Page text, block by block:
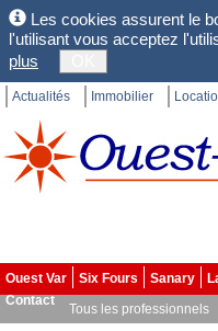
Les cookies assurent le
l'utilisant vous acceptez
plus
Actualités Immobilier
Ouest Var Six Fours Sanary
Contact
Tous les professionnels